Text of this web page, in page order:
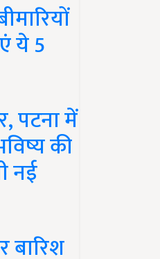
ये 5
पटना में
की
नई
बारिश